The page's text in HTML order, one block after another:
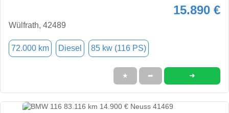
15.890 €
Wülfrath, 42489
72.000 km Diesel 85 kw (116 PS)
★ ➦ ➜